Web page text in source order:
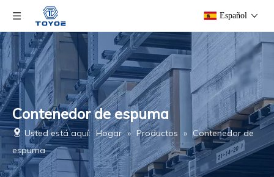
Español
Contenedor de espuma
Usted está aquí: Hogar » Productos » Contenedor de
espuma